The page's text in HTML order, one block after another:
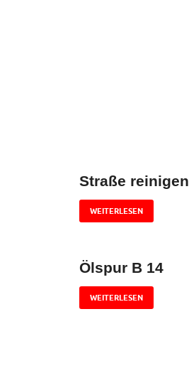
Straße reinigen
WEITERLESEN
Ölspur B 14
WEITERLESEN